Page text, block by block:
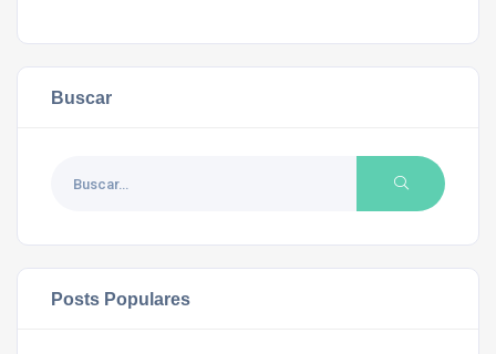
Buscar
Posts Populares